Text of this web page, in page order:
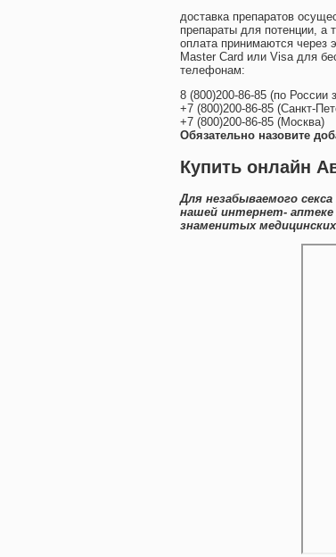
доставка препаратов
препараты для потенции, а
оплата принимаются через
Master Card или Visa для
телефонам:
8 (800)200-86-85 (по России
+7 (800)200-86-85 (Санкт-
+7 (800)200-86-85 (Москва)
Обязательно назовите
Купить онлайн
Для незабываемого
нашей интернет- аптеке
знаменитых